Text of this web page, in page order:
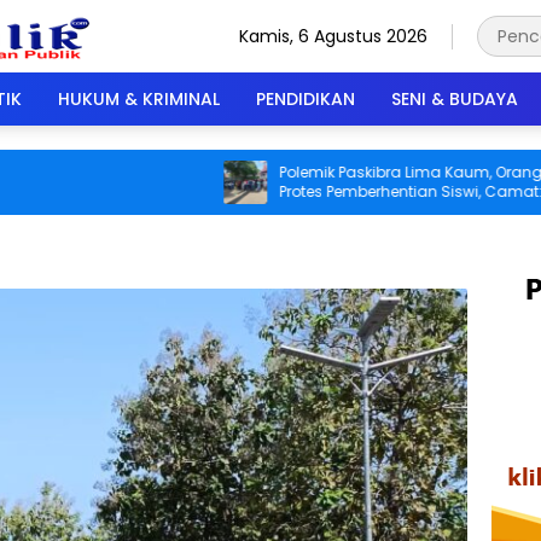
Kamis, 6 Agustus 2026
HUKUM & KRIMINAL PENDIDIKAN SENI & BUDAYA
Polemik Paskibra Lima Kaum, Orang Tua
Protes Pemberhentian Siswi, Camat:
Keputusan Hasil Evaluasi Pelatih